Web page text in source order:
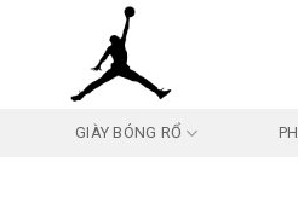
GIÀY BÓNG RỔ